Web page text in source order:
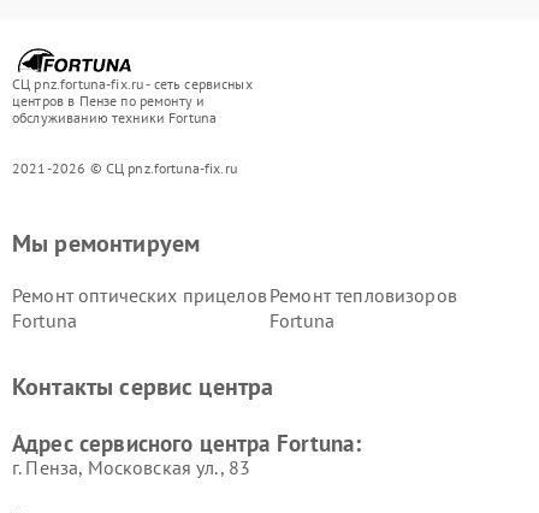
СЦ pnz.fortuna-fix.ru - сеть сервисных
центров в Пензе по ремонту и
обслуживанию техники Fortuna
2021-2026 © СЦ pnz.fortuna-fix.ru
Мы ремонтируем
Ремонт оптических прицелов
Fortuna
Ремонт тепловизоров
Fortuna
Контакты сервис центра
Адрес сервисного центра Fortuna:
г. Пенза, Московская ул., 83